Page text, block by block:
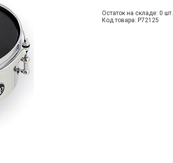
Остаток на складе: 0 шт.
Код товара: P72125